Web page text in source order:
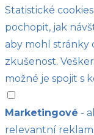
Statistické
pochopit, jak
aby mohl stránky
zkušenost.
možné je spojit s
Marketingové -
relevantní